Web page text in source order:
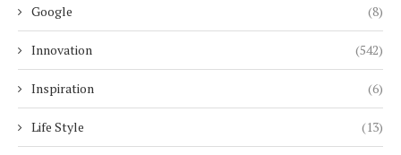
Google (8)
Innovation (542)
Inspiration (6)
Life Style (13)